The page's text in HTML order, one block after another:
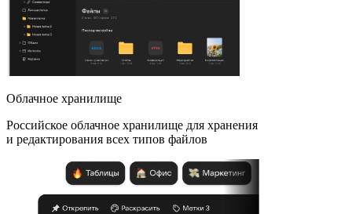
Облачное хранилище
Российское облачное хранилище для хранения
и редактирования всех типов файлов